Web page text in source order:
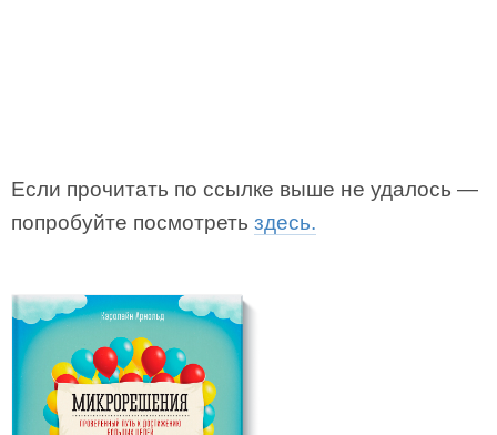
Если прочитать по ссылке выше не удалось —
попробуйте посмотреть здесь.